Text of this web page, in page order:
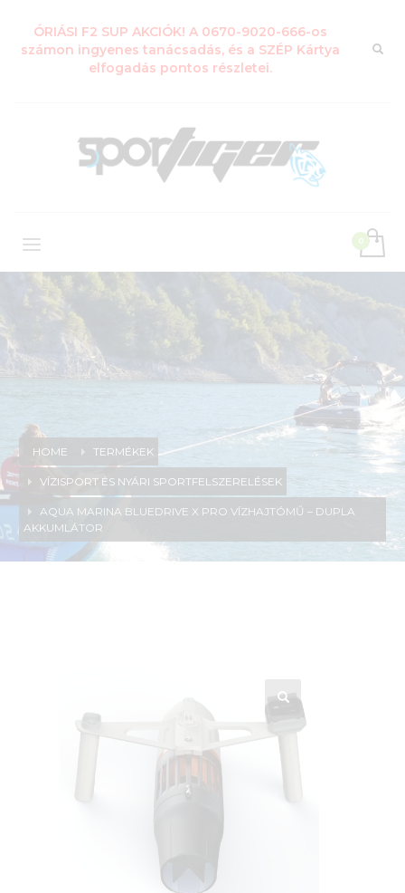
ÓRIÁSI F2 SUP AKCIÓK! A 0670-9020-666-os
számon ingyenes tanácsadás, és a SZÉP Kártya
elfogadás pontos részletei.
HOME TERMÉKEK
VÍZISPORT ÉS NYÁRI SPORTFELSZERELÉSEK
AQUA MARINA BLUEDRIVE X PRO VÍZHAJTÓMŰ – DUPLA
AKKUMLÁTOR